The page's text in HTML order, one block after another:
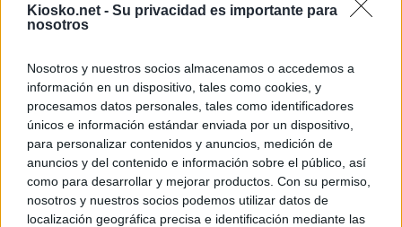
Kiosko.net - Su privacidad es importante para
nosotros
Nosotros y nuestros socios almacenamos o accedemos a
información en un dispositivo, tales como cookies, y
procesamos datos personales, tales como identificadores
únicos e información estándar enviada por un dispositivo,
para personalizar contenidos y anuncios, medición de
anuncios y del contenido e información sobre el público, así
como para desarrollar y mejorar productos. Con su permiso,
nosotros y nuestros socios podemos utilizar datos de
localización geográfica precisa e identificación mediante las